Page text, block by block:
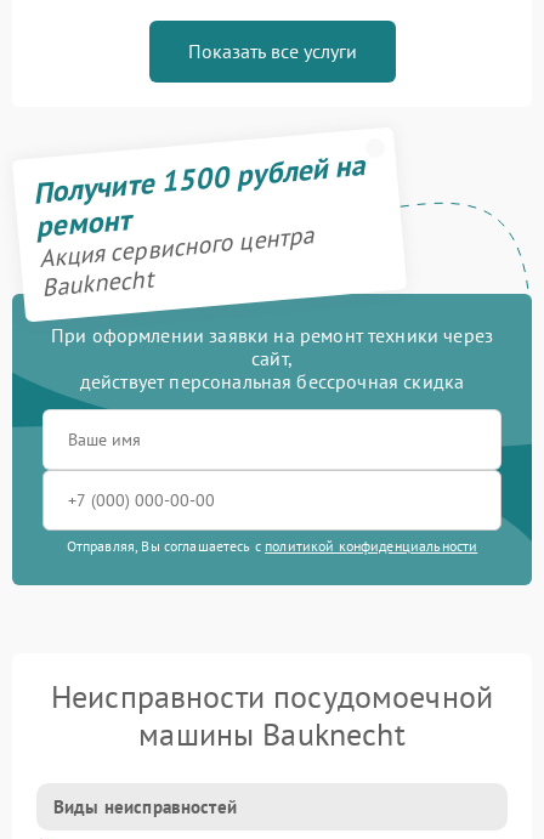
Показать все услуги
Получите 1500 рублей на
ремонт
Акция сервисного центра
Bauknecht
При оформлении заявки на ремонт техники через
сайт,
действует персональная бессрочная скидка
Отправляя, Вы соглашаетесь с политикой конфиденциальности
Неисправности посудомоечной
машины Bauknecht
Виды неисправностей